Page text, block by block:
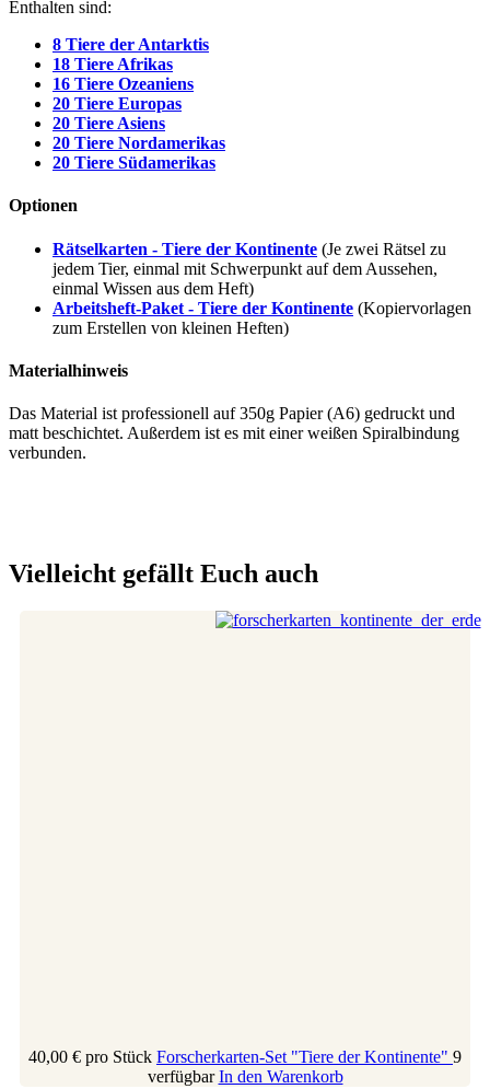
Enthalten sind:
8 Tiere der Antarktis
18 Tiere Afrikas
16 Tiere Ozeaniens
20 Tiere Europas
20 Tiere Asiens
20 Tiere Nordamerikas
20 Tiere Südamerikas
Optionen
Rätselkarten - Tiere der Kontinente (Je zwei Rätsel zu
jedem Tier, einmal mit Schwerpunkt auf dem Aussehen,
einmal Wissen aus dem Heft)
Arbeitsheft-Paket - Tiere der Kontinente (Kopiervorlagen
zum Erstellen von kleinen Heften)
Materialhinweis
Das Material ist professionell auf 350g Papier (A6) gedruckt und
matt beschichtet. Außerdem ist es mit einer weißen Spiralbindung
verbunden.
Vielleicht gefällt Euch auch
40,00 € pro Stück Forscherkarten-Set "Tiere der Kontinente" 9
verfügbar In den Warenkorb